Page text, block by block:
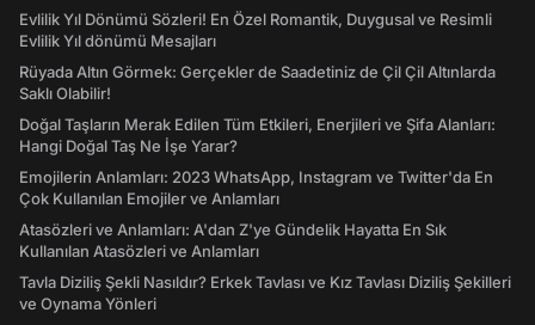
Evlilik Yıl Dönümü Sözleri! En Özel Romantik, Duygusal ve Resimli
Evlilik Yıl dönümü Mesajları
Rüyada Altın Görmek: Gerçekler de Saadetiniz de Çil Çil Altınlarda
Saklı Olabilir!
Doğal Taşların Merak Edilen Tüm Etkileri, Enerjileri ve Şifa Alanları:
Hangi Doğal Taş Ne İşe Yarar?
Emojilerin Anlamları: 2023 WhatsApp, Instagram ve Twitter'da En
Çok Kullanılan Emojiler ve Anlamları
Atasözleri ve Anlamları: A'dan Z'ye Gündelik Hayatta En Sık
Kullanılan Atasözleri ve Anlamları
Tavla Diziliş Şekli Nasıldır? Erkek Tavlası ve Kız Tavlası Diziliş Şekilleri
ve Oynama Yönleri